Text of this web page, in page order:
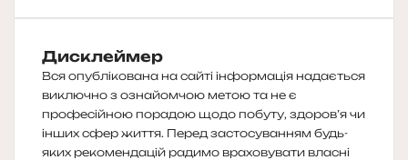
Дисклеймер
Вся опублікована на сайті інформація надається
виключно з ознайомчою метою та не є
професійною порадою щодо побуту, здоров’я чи
інших сфер життя. Перед застосуванням будь-
яких рекомендацій радимо враховувати власні